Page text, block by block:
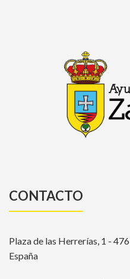
CONTACTO
Plaza de las Herrerías, 1 -
España